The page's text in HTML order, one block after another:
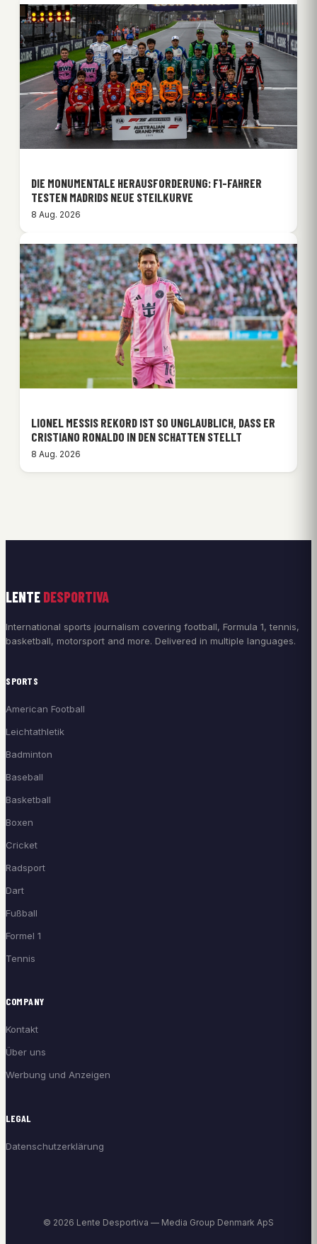
DIE MONUMENTALE HERAUSFORDERUNG: F1-FAHRER
TESTEN MADRIDS NEUE STEILKURVE
8 Aug. 2026
LIONEL MESSIS REKORD IST SO UNGLAUBLICH, DASS ER
CRISTIANO RONALDO IN DEN SCHATTEN STELLT
8 Aug. 2026
LENTE DESPORTIVA
International sports journalism covering football, Formula 1, tennis,
basketball, motorsport and more. Delivered in multiple languages.
SPORTS
American Football
Leichtathletik
Badminton
Baseball
Basketball
Boxen
Cricket
Radsport
Dart
Fußball
Formel 1
Tennis
COMPANY
Kontakt
Über uns
Werbung und Anzeigen
LEGAL
Datenschutzerklärung
© 2026 Lente Desportiva — Media Group Denmark ApS